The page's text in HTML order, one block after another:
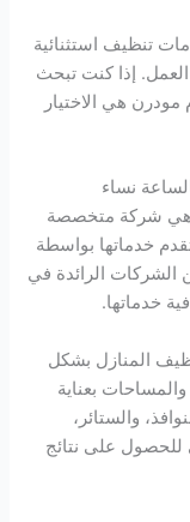
تنظيف استثنائية
إذا كنت تبحث
هي الاختيار
نساء
هي شركة متخصصة
خدماتها بواسطة
الرائدة في
خدماتها.
المنازل بشكل
بعناية
والستائر،
للحصول على نتائج